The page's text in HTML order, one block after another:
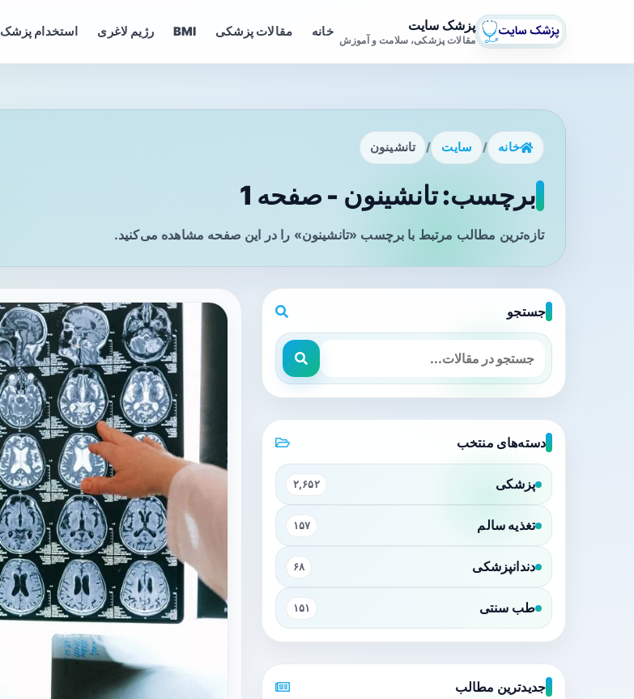
پزشک سایت
مقالات پزشکی، سلامت و آموزش
خانه مقالات پزشکی BMI رژیم لاغری استخدام پزشک
خانه / سایت / تانشینون
برچسب: تانشینون - صفحه 1
تازه‌ترین مطالب مرتبط با برچسب «تانشینون» را در این صفحه مشاهده می‌کنید.
جستجو
دسته‌های منتخب
پزشکی ۲,۶۵۲
تغذیه سالم ۱۵۷
دندانپزشکی ۶۸
طب سنتی ۱۵۱
جدیدترین مطالب